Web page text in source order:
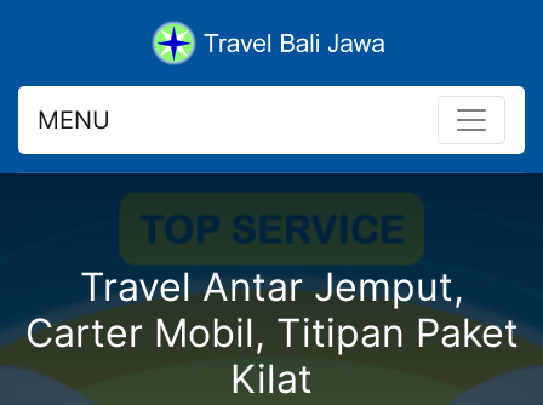
MENU
Travel Antar Jemput,
Carter Mobil, Titipan Paket
Kilat